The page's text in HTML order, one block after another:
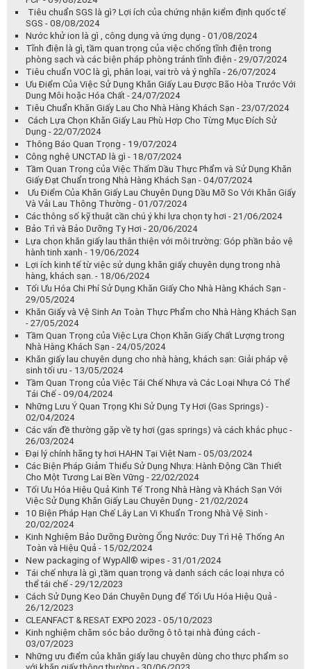
Tiêu Chuẩn Khăn Giấy Lau Cho Nhà Hàng Khách Sạn - 23/07/2024
Cách Lựa Chọn Khăn Giấy Lau Phù Hợp Cho Từng Mục Đích Sử
Dụng - 22/07/2024
Thông Báo Quan Trọng - 19/07/2024
Công nghệ UNCTAD là gì - 18/07/2024
Tầm Quan Trọng của Việc Thấm Dầu Thực Phẩm và Sử Dụng Khăn
Giấy Đạt Chuẩn trong Nhà Hàng Khách Sạn - 04/07/2024
Ưu Điểm Của Khăn Giấy Lau Chuyên Dụng Dầu Mỡ So Với Khăn Giấy
Và Vải Lau Thông Thường - 01/07/2024
Các thông số kỹ thuật cần chú ý khi lựa chọn ty hơi - 21/06/2024
Bảo Trì và Bảo Dưỡng Ty Hơi - 20/06/2024
Lựa chọn khăn giấy lau thân thiện với môi trường: Góp phần bảo vệ
hành tinh xanh - 19/06/2024
Lợi ích kinh tế từ việc sử dụng khăn giấy chuyên dụng trong nhà
hàng, khách sạn. - 18/06/2024
Tối Ưu Hóa Chi Phí Sử Dụng Khăn Giấy Cho Nhà Hàng Khách Sạn -
29/05/2024
Khăn Giấy và Vệ Sinh An Toàn Thực Phẩm cho Nhà Hàng Khách Sạn
- 27/05/2024
Tầm Quan Trọng của Việc Lựa Chọn Khăn Giấy Chất Lượng trong
Nhà Hàng Khách Sạn - 24/05/2024
Khăn giấy lau chuyên dụng cho nhà hàng, khách sạn: Giải pháp vệ
sinh tối ưu - 13/05/2024
Tầm Quan Trọng của Việc Tái Chế Nhựa và Các Loại Nhựa Có Thể
Tái Chế - 09/04/2024
Những Lưu Ý Quan Trọng Khi Sử Dụng Ty Hơi (Gas Springs) -
02/04/2024
Các vấn đề thường gặp về ty hơi (gas springs) và cách khắc phục -
26/03/2024
Đại lý chính hãng ty hơi HAHN Tại Việt Nam - 05/03/2024
Các Biện Pháp Giảm Thiểu Sử Dụng Nhựa: Hành Động Cần Thiết
Cho Một Tương Lai Bền Vững - 22/02/2024
Tối Ưu Hóa Hiệu Quả Kinh Tế Trong Nhà Hàng và Khách Sạn Với
Việc Sử Dụng Khăn Giấy Lau Chuyên Dụng - 21/02/2024
10 Biện Pháp Hạn Chế Lây Lan Vi Khuẩn Trong Nhà Vệ Sinh -
20/02/2024
Kinh Nghiệm Bảo Dưỡng Đường Ống Nước: Duy Trì Hệ Thống An
Toàn và Hiệu Quả - 15/02/2024
New packaging of WypAll® wipes - 31/01/2024
Tái chế nhựa là gì ,tầm quan trọng và danh sách các loại nhựa có
thể tái chế - 29/12/2023
Cách Sử Dụng Keo Dán Chuyên Dụng để Tối Ưu Hóa Hiệu Quả -
26/12/2023
CLEANFACT & RESAT EXPO 2023 - 05/10/2023
Kinh nghiệm chăm sóc bảo dưỡng ô tô tại nhà đúng cách -
03/07/2023
Những ưu điểm của khăn giấy lau chuyên dùng cho thực phẩm so
với khăn giấy thông thường - 30/06/2023
Một số vật liệu thường được sử dụng cho đường ống cấp nước -
29/06/2023
Những Điều Cần Lưu Ý Khi Lắp Đặt Ống Nước Trong Nhà -
28/06/2023
Đồng sơn xe ô tô - giải pháp hiệu quả làm mới và phục hồi vỏ xe ô
tô - 27/06/2023
Tái chế giấy là gì? Quy trình tái chế giấy hiện nay. - 26/06/2023
Tái chế nhựa và 1 số phương pháp phổ biến để phân loại nhựa tái